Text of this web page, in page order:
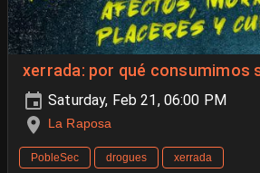
xerrada: por qué consumimos
Saturday, Feb 21, 06:00 PM
La Raposa
PobleSec drogues xerrada